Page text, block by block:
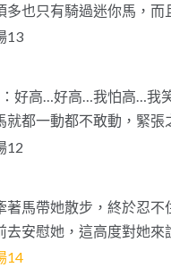
多也只有騎過迷你馬，
好高…好高…我怕高…我
就都一動都不敢動，緊
著馬帶她散步，終於忍不
去安慰她，這高度對她